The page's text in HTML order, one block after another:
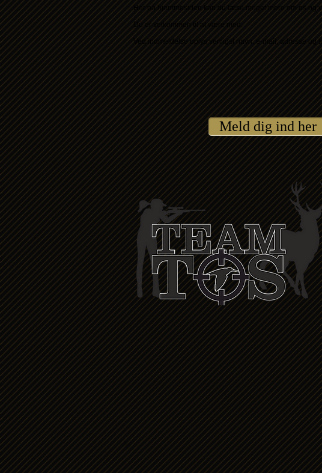
Her på hjemmesiden kan du læse meget mere om os og
Du er velkommen til at være med.
Ved indmeldelse oplys venligst navn, e-mail, adresse og
Meld dig ind her